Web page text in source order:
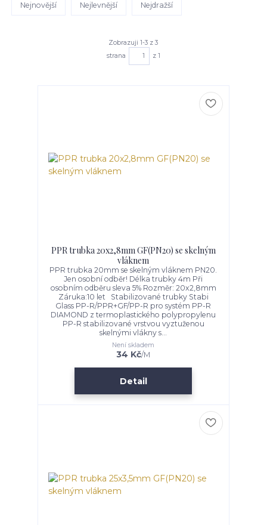
Nejnovější Nejlevnější Nejdražší
Zobrazuji 1-3 z 3
strana
z 1
PPR trubka 20x2,8mm GF(PN20) se skelným
vláknem
PPR trubka 20mm se skelným vláknem PN20.
Jen osobní odběr! Délka trubky 4m Při
osobním odběru sleva 5% Rozměr: 20x2,8mm
Záruka:10 let Stabilizované trubky Stabi
Glass PP-R/PPR+GF/PP-R pro systém PP-R
DIAMOND z termoplastického polypropylenu
PP-R stabilizované vrstvou vyztuženou
skelnými vlákny s...
34 Kč/M
Není skladem
Detail